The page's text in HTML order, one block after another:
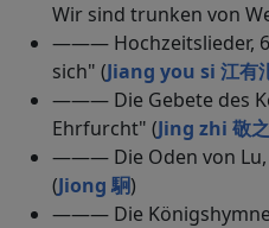
Wir sind trunken von
——— Hochzeitslieder,
sich" (Jiang you si 江有
——— Die Gebete des
Ehrfurcht" (Jing zhi 敬之
——— Die Oden von Lu,
(Jiong 駉)
——— Die